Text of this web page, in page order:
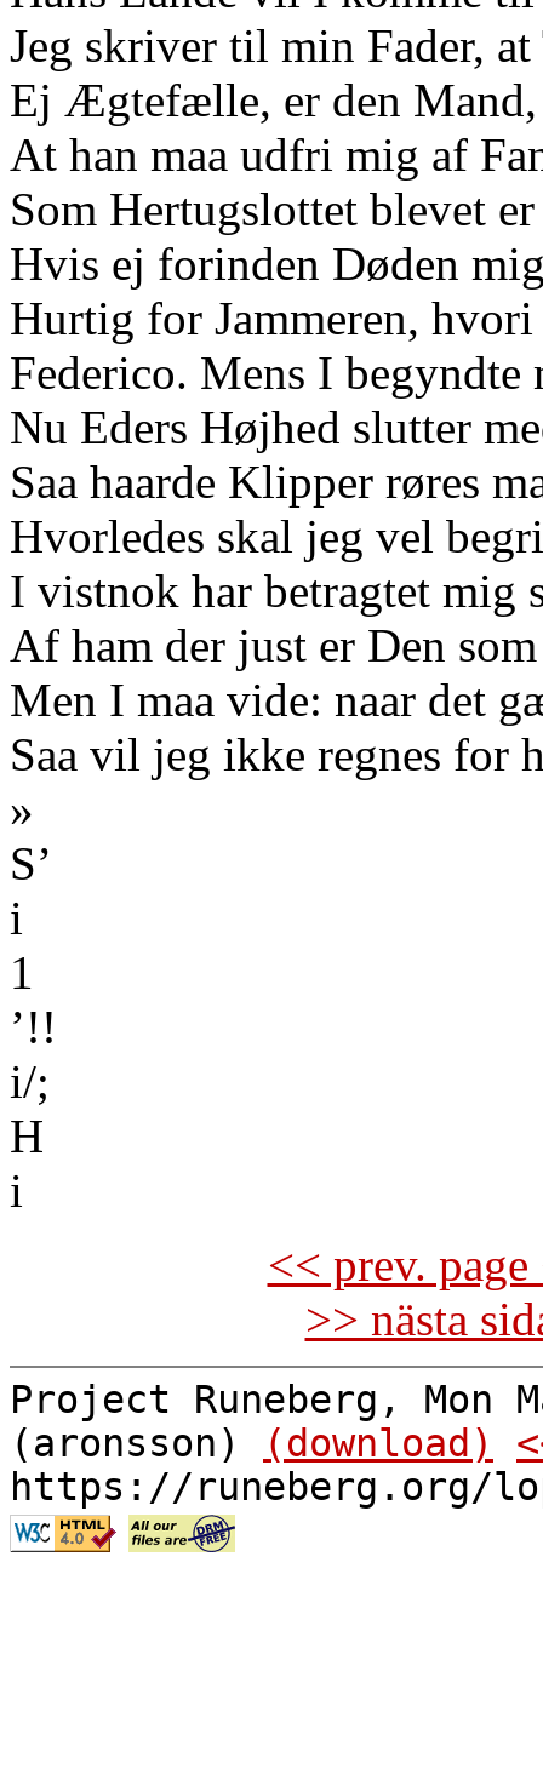
Jeg skriver til min Fader, at
Ej Ægtefælle, er den Mand,
At han maa udfri mig af
Som Hertugslottet blevet
Hvis ej forinden Døden
Hurtig for Jammeren, hvori
Federico. Mens I begyndte
Nu Eders Højhed slutter
Saa haarde Klipper røres
Hvorledes skal jeg vel
I vistnok har betragtet mig
Af ham der just er Den
Men I maa vide: naar det
Saa vil jeg ikke regnes for
»
S’
i
1
’!!
i/;
H
i
<< prev.
>> nästa
Project Runeberg, Mon
(aronsson)
(download)
https://runeberg.org/